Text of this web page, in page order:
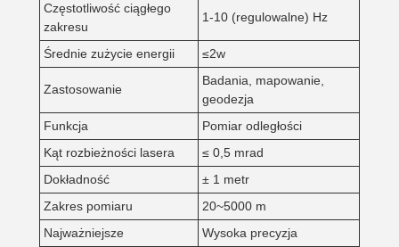
Częstotliwość ciągłego
zakresu
1-10 (regulowalne) Hz
Średnie zużycie energii ≤2w
Zastosowanie
Badania, mapowanie,
geodezja
Funkcja
Pomiar odległości
Kąt rozbieżności lasera
≤ 0,5 mrad
Dokładność
± 1 metr
Zakres pomiaru
20~5000 m
Najważniejsze
Wysoka precyzja